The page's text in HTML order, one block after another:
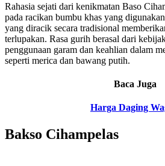
Rahasia sejati dari kenikmatan Baso
pada racikan bumbu khas yang
yang diracik secara tradisional
terlupakan. Rasa gurih berasal dari
penggunaan garam dan keahlian dalam
seperti merica dan bawang putih.
Baca Juga
Harga Daging
Bakso Cihampelas